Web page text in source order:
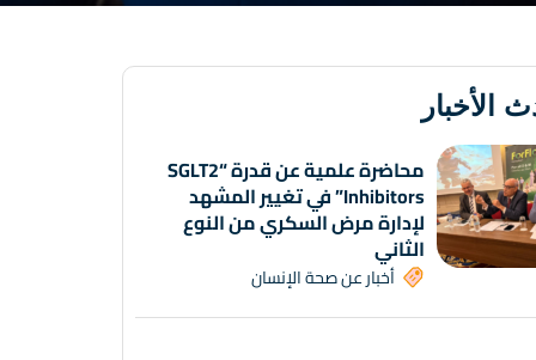
الأخبار
محاضرة علمية عن قدرة “SGLT2
Inhibitors” في تغيير المشهد
لإدارة مرض السكري من النوع
الثاني
أخبار عن صحة الإنسان